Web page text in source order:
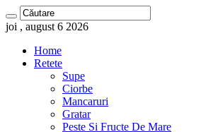
joi , august 6 2026
Home
Retete
Supe
Ciorbe
Mancaruri
Gratar
Peste Si Fructe De Mare